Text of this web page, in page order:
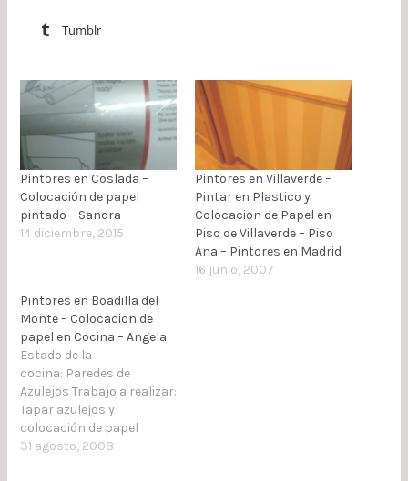
Tumblr
Pintores en Coslada –
Colocación de papel
pintado – Sandra
14 diciembre, 2015
Pintores en Villaverde –
Pintar en Plastico y
Colocacion de Papel en
Piso de Villaverde – Piso
Ana – Pintores en Madrid
16 junio, 2007
Pintores en Boadilla del
Monte – Colocacion de
papel en Cocina – Angela
Estado de la
cocina: Paredes de
Azulejos Trabajo a realizar:
Tapar azulejos y
colocación de papel
pintado Proceso a
31 agosto, 2008